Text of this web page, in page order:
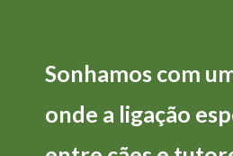
Sonhamos com
onde a ligação